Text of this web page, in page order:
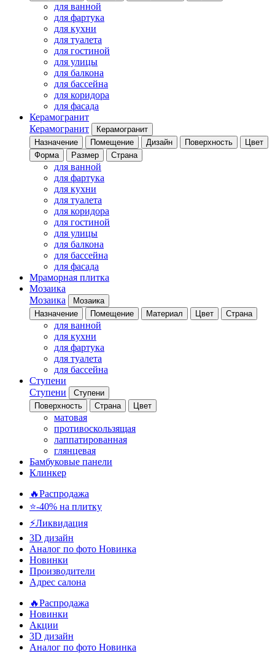
для ванной
для фартука
для кухни
для туалета
для гостиной
для улицы
для балкона
для бассейна
для коридора
для фасада
Керамогранит
Керамогранит
Керамогранит
Назначение
Помещение Дизайн Поверхность
Цвет
Форма
Размер Страна
для ванной
для фартука
для кухни
для туалета
для коридора
для гостиной
для улицы
для балкона
для бассейна
для фасада
Мраморная плитка
Мозаика
Мозаика
Мозаика
Назначение
Помещение Материал Цвет Страна
для ванной
для кухни
для фартука
для туалета
для бассейна
Ступени
Ступени
Ступени
Поверхность
Страна Цвет
матовая
противоскользящая
лаппатированная
глянцевая
Бамбуковые панели
Клинкер
🔥Распродажа
⭐-40% на плитку
⚡️Ликвидация
3D дизайн
Аналог по фото Новинка
Новинки
Производители
Адрес салона
🔥Распродажа
Новинки
Акции
3D дизайн
Аналог по фото Новинка